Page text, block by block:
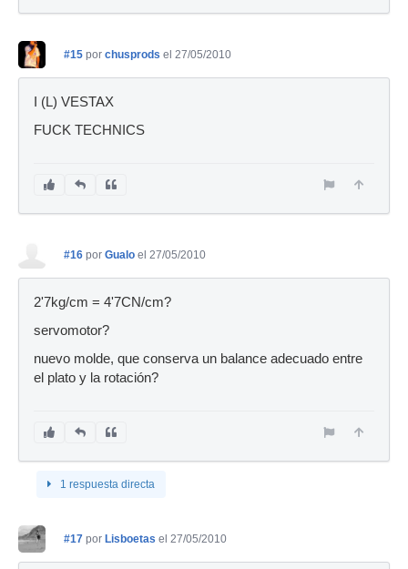
#15 por chusprods el 27/05/2010
I (L) VESTAX
FUCK TECHNICS
#16 por Gualo el 27/05/2010
2'7kg/cm = 4'7CN/cm?
servomotor?
nuevo molde, que conserva un balance adecuado entre
el plato y la rotación?
1 respuesta directa
#17 por Lisboetas el 27/05/2010